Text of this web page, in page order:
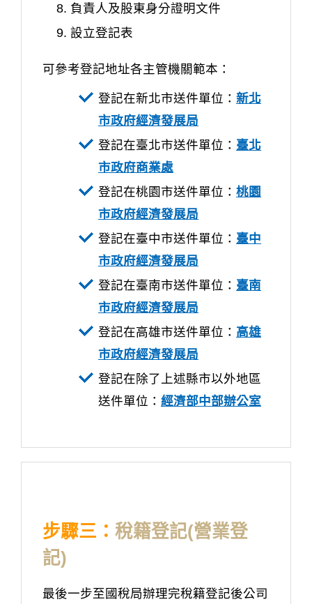
負責人及股東身分證明文件
設立登記表
可參考登記地址各主管機關範本：
登記在新北市送件單位： 新北
市政府經濟發展局
登記在臺北市送件單位： 臺北
市政府商業處
登記在桃園市送件單位： 桃園
市政府經濟發展局
登記在臺中市送件單位： 臺中
市政府經濟發展局
登記在臺南市送件單位： 臺南
市政府經濟發展局
登記在高雄市送件單位： 高雄
市政府經濟發展局
登記在除了上述縣市以外地區
送件單位： 經濟部中部辦公室
步驟三： 稅籍登記(營業登
記)
最後一步至國稅局辦理完稅籍登記後公司